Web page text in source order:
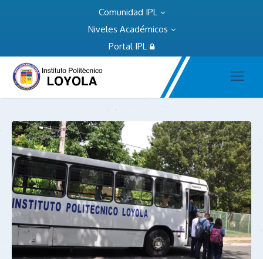
Comunidad IPL
Niveles Académicos
Portal IPL